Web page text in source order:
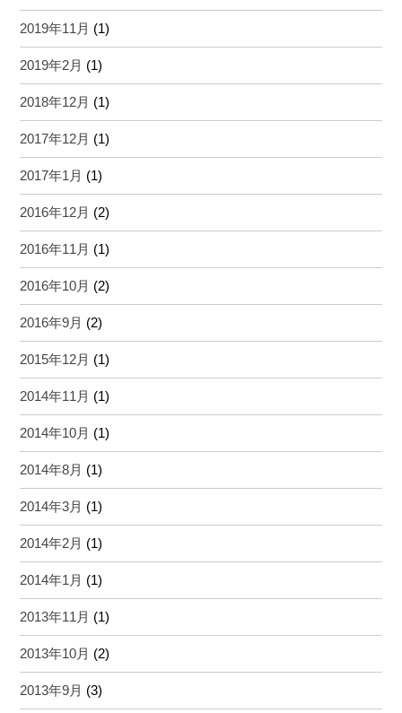
2019年11月 (1)
2019年2月 (1)
2018年12月 (1)
2017年12月 (1)
2017年1月 (1)
2016年12月 (2)
2016年11月 (1)
2016年10月 (2)
2016年9月 (2)
2015年12月 (1)
2014年11月 (1)
2014年10月 (1)
2014年8月 (1)
2014年3月 (1)
2014年2月 (1)
2014年1月 (1)
2013年11月 (1)
2013年10月 (2)
2013年9月 (3)